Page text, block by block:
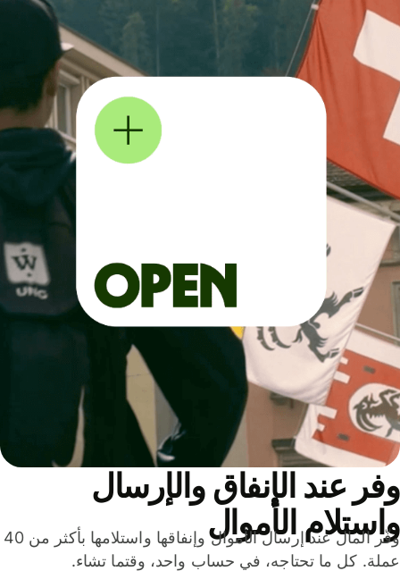
عند الإنفاق والإرسال
الأموال
وفّر المال عند إرسال الأموال وإنفاقها واستلامها بأكثر من 40
كل ما تحتاجه، في حساب واحد، وقتما تشاء.